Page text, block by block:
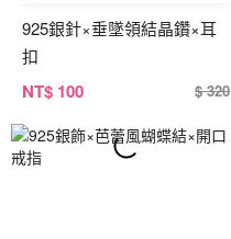
925銀針×垂墜領結晶鑽×耳
扣
NT$ 100 $ 320